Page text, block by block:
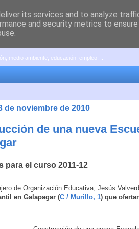
medio ambiente, educación, empleo, ...
de noviembre de 2010
de una nueva
para el curso 2011-12
de Organización Educativa, Jesús
en Galapagar (C / Murillo, 1) que
its services and to analyze
and security metrics to